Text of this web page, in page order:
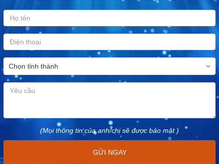
(Mọi thông tin của anh/chị sẽ được bảo mật )
GỬI NGAY